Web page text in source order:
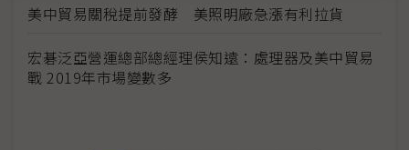
美中貿易關稅提前發酵 美照明廠急漲有利拉貨
宏碁泛亞營運總部總經理侯知遠：處理器及美中貿易
戰 2019年市場變數多